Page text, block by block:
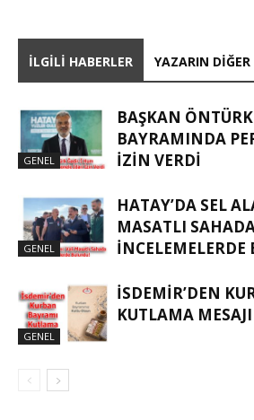
İLGILI HABERLER YAZARIN DIĞER
GENEL
BAŞKAN
BAYRAMINDA
İZIN VERDI
GENEL
HATAY’DA SEL
MASATLI
İNCELEMELERDE
GENEL
İSDEMIR’DEN
KUTLAMA MESAJI